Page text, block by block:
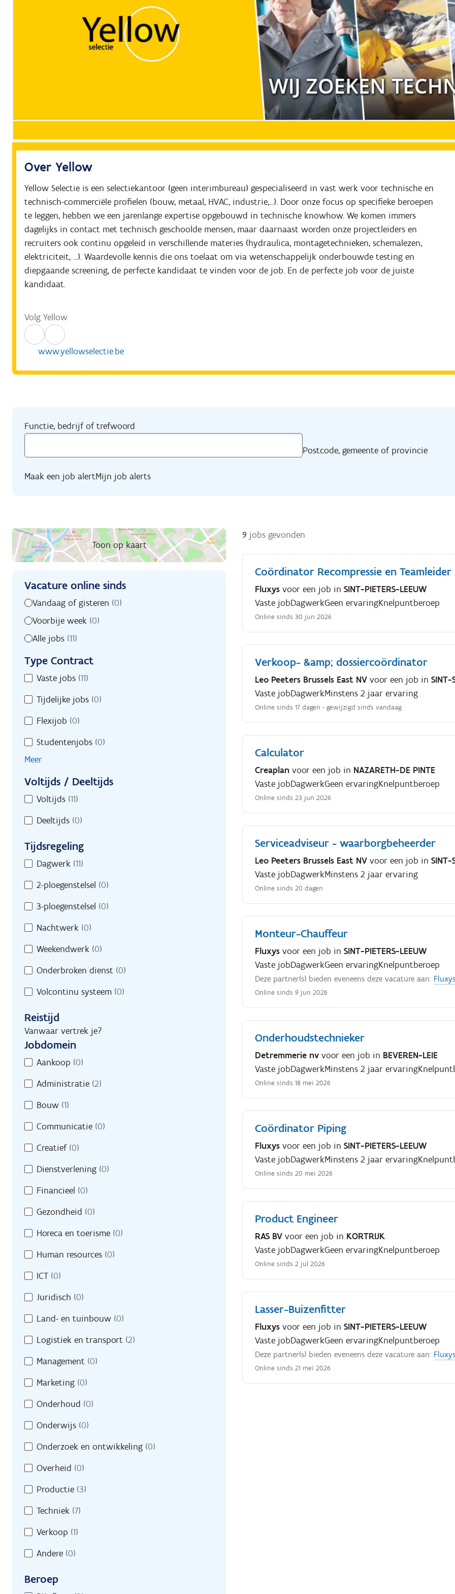
Over Yellow
Yellow Selectie is een selectiekantoor (geen interimbureau) gespecialiseerd in vast werk voor technische en
technisch-commerciële profielen (bouw, metaal, HVAC, industrie,...). Door onze focus op specifieke beroepen
te leggen, hebben we een jarenlange expertise opgebouwd in technische knowhow. We komen immers
dagelijks in contact met technisch geschoolde mensen, maar daarnaast worden onze projectleiders en
recruiters ook continu opgeleid in verschillende materies (hydraulica, montagetechnieken, schemalezen,
elektriciteit, ...). Waardevolle kennis die ons toelaat om via wetenschappelijk onderbouwde testing en
diepgaande screening, de perfecte kandidaat te vinden voor de job. En de perfecte job voor de juiste
kandidaat.
www.yellowselectie.be
Volg Yellow
Functie, bedrijf of trefwoord
Postcode, gemeente of provincie
Maak een job alertMijn job alerts
Toon op kaart
Zoekfilters
Vacature online sinds
Vacature
sinds
Vandaag of gisteren (0)
Voorbije week (0)
Alle jobs (11)
Type Contract
TypeVaste jobs (11)
Tijdelijke jobs (0)
Flexijob (0)
Studentenjobs (0)
Meer
Voltijds / Deeltijds
Voltijds
Deeltijds
Voltijds (11)
Deeltijds (0)
Tijdsregeling
Tijdsregeling
Dagwerk (11)
2-ploegenstelsel (0)
3-ploegenstelsel (0)
Nachtwerk (0)
Weekendwerk (0)
Onderbroken dienst (0)
Volcontinu systeem (0)
Reistijd
Vanwaar vertrek je?
Jobdomein
Jobdomein
Aankoop (0)
Administratie (2)
Bouw (1)
Communicatie (0)
Creatief (0)
Dienstverlening (0)
Financieel (0)
Gezondheid (0)
Horeca en toerisme (0)
Human resources (0)
ICT (0)
Juridisch (0)
Land- en tuinbouw (0)
Logistiek en transport (2)
Management (0)
Marketing (0)
Onderhoud (0)
Onderwijs (0)
Onderzoek en ontwikkeling (0)
Overheid (0)
Productie (3)
Techniek (7)
Verkoop (1)
Andere (0)
Beroep
9 jobs gevonden
Coördinator Recompressie en Teamleider
Fluxys voor een job inSINT-PIETERS-LEEUW
Vaste jobDagwerkGeen ervaringKnelpuntberoep
Online sinds 30 jun 2026
Verkoop- &amp; dossiercoördinator
Leo Peeters Brussels East NV voor een job inSINT-
Vaste jobDagwerkMinstens 2 jaar ervaring
Online sinds 17 dagen- gewijzigd sinds vandaag
Calculator
Creaplan voor een job in NAZARETH-DE PINTE
Vaste jobDagwerkGeen ervaringKnelpuntberoep
Online sinds 23 jun 2026
Serviceadviseur - waarborgbeheerder
Leo Peeters Brussels East NV voor een job inSINT-
Vaste jobDagwerkMinstens 2 jaar ervaring
Online sinds 20 dagen
Monteur-Chauffeur
Fluxys voor een job inSINT-PIETERS-LEEUW
Vaste jobDagwerkGeen ervaringKnelpuntberoep
Deze partner(s) bieden eveneens deze vacature aan:
Online sinds 9 jun 2026
Onderhoudstechnieker
Detremmerie nv voor een job in BEVEREN-LEIE
Vaste jobDagwerkMinstens 2 jaar ervaring
Online sinds 18 mei 2026
Coördinator Piping
Fluxys voor een job inSINT-PIETERS-LEEUW
Vaste jobDagwerkMinstens 2 jaar ervaring
Online sinds 20 mei 2026
Product Engineer
RAS BV voor een job in KORTRIJK
Vaste jobDagwerkGeen ervaringKnelpuntberoep
Online sinds 2 jul 2026
Lasser-Buizenfitter
Fluxys voor een job inSINT-PIETERS-LEEUW
Vaste jobDagwerkGeen ervaringKnelpuntberoep
Deze partner(s) bieden eveneens deze vacature aan:
Online sinds 21 mei 2026